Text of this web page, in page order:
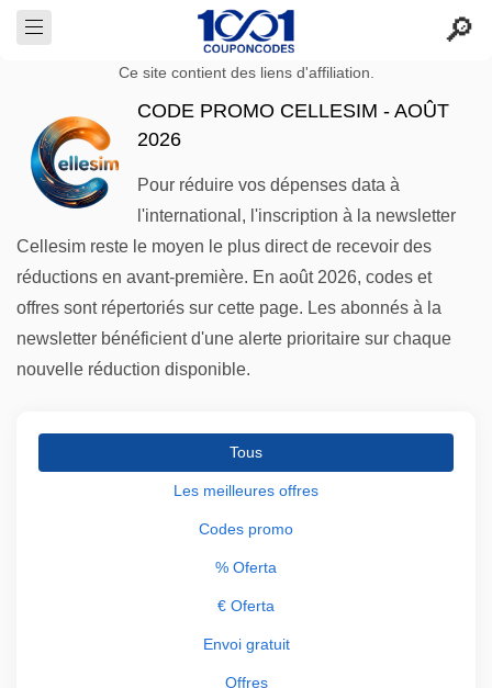
Ce site contient des liens d'affiliation.
CODE PROMO CELLESIM - AOÛT
2026
Pour réduire vos dépenses data à
l'international, l'inscription à la newsletter
Cellesim reste le moyen le plus direct de recevoir des
réductions en avant-première. En août 2026, codes et
offres sont répertoriés sur cette page. Les abonnés à la
newsletter bénéficient d'une alerte prioritaire sur chaque
nouvelle réduction disponible.
Tous
Les meilleures offres
Codes promo
% Oferta
€ Oferta
Envoi gratuit
Offres